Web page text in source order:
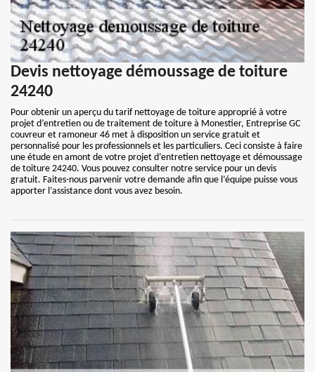
Devis nettoyage démoussage de toiture
24240
Pour obtenir un aperçu du tarif nettoyage de toiture approprié à votre
projet d’entretien ou de traitement de toiture à Monestier, Entreprise GC
couvreur et ramoneur 46 met à disposition un service gratuit et
personnalisé pour les professionnels et les particuliers. Ceci consiste à faire
une étude en amont de votre projet d’entretien nettoyage et démoussage
de toiture 24240. Vous pouvez consulter notre service pour un devis
gratuit. Faites-nous parvenir votre demande afin que l’équipe puisse vous
apporter l’assistance dont vous avez besoin.